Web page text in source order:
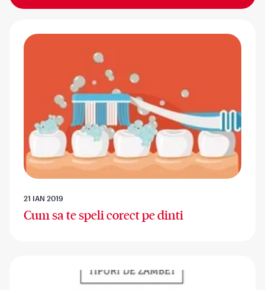
21 IAN 2019
Cum sa te speli corect pe dinti